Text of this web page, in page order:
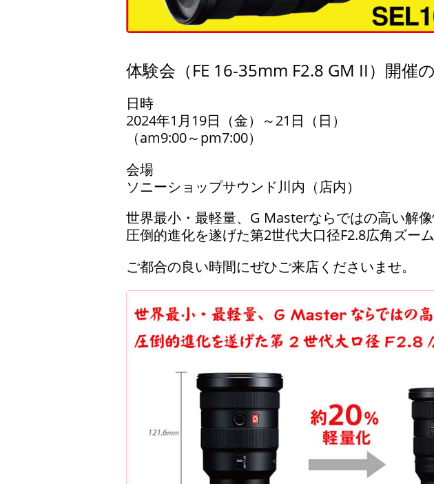
体験会（FE 16-35mm F2.8 GM II）開催
日時
2024年1月19日（金）～21日（日）
（am9:00～pm7:00）
会場
ソニーショップサウンド川内（店内）
世界最小・最軽量、G Masterならではの高い解像
圧倒的進化を遂げた第2世代大口径F2.8広角ズーム
ご都合の良い時間にぜひご来店くださいませ。